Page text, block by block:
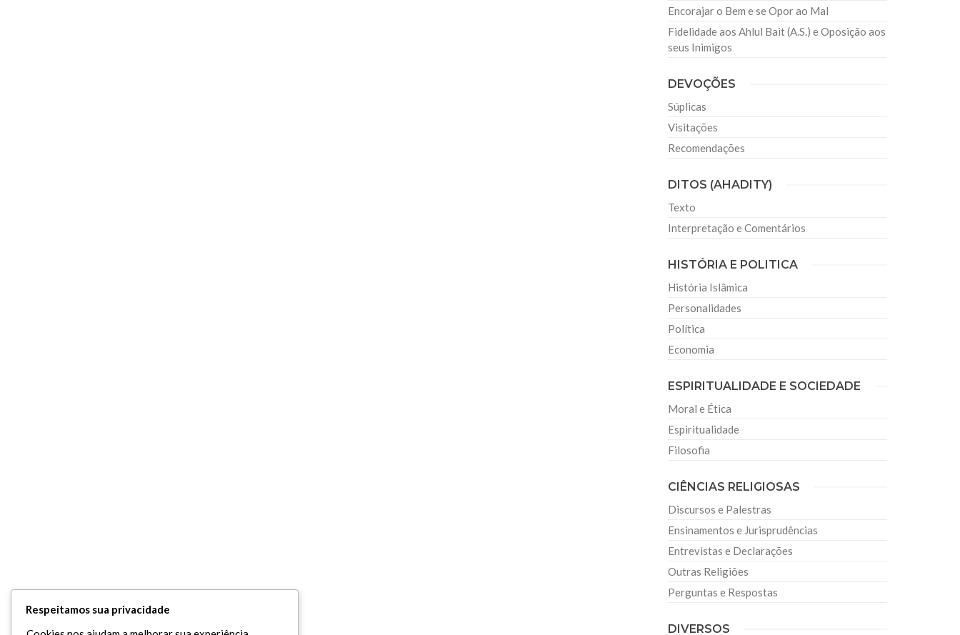
Encorajar o Bem e se Opor ao Mal
Fidelidade aos Ahlul Bait (A.S.) e Oposição aos
seus Inimigos
DEVOÇÕES
Súplicas
Visitações
Recomendações
DITOS (AHADITY)
Texto
Interpretação e Comentários
HISTÓRIA E POLITICA
História Islâmica
Personalidades
Política
Economia
ESPIRITUALIDADE E SOCIEDADE
Moral e Ética
Espiritualidade
Filosofia
CIÊNCIAS RELIGIOSAS
Discursos e Palestras
Ensinamentos e Jurisprudências
Entrevistas e Declarações
Outras Religiões
Perguntas e Respostas
DIVERSOS
Respeitamos sua privacidade